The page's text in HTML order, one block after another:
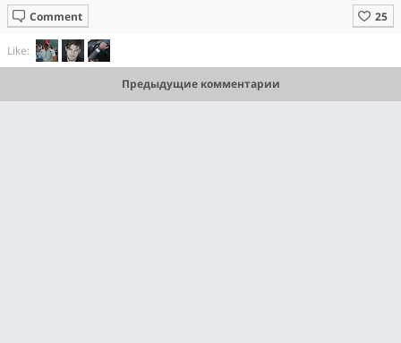
Comment
Like:
Предыдущие комментарии